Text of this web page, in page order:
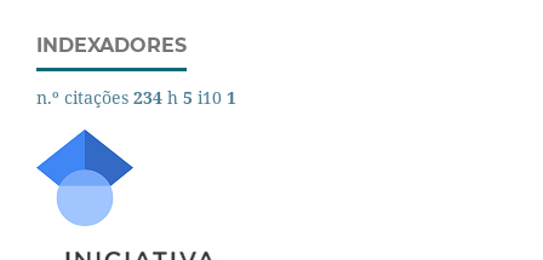
INDEXADORES
n.º citações 234 h 5 i10 1